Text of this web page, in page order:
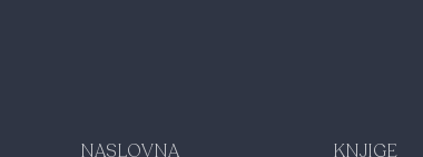
NASLOVNA KNJIGE